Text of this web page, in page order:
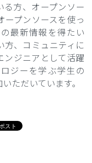
る方、オープンソー
ープンソースを使っ
最新情報を得たい
方、コミュニティに
ンジニアとして活躍
ジーを学ぶ学生の
ただいています。